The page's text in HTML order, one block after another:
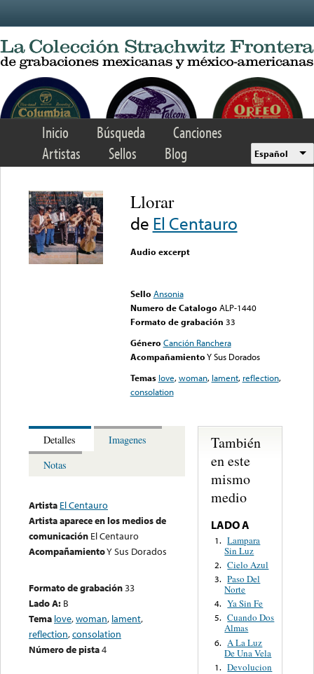
Inicio Búsqueda
Canciones
Artistas
Sellos Blog Español
Llorar
de El Centauro
Audio excerpt
Sello Ansonia
Numero de Catalogo ALP-1440
Formato de grabación 33
Género Canción Ranchera
AcompañamientoY Sus Dorados
Temas love,woman, lament, reflection,
consolation
Detalles
Imagenes
Notas
Artista El Centauro
Artista aparece en los medios de
comunicación El Centauro
AcompañamientoY Sus Dorados
Formato de grabación33
Lado A: B
Tema love,woman, lament,
reflection,consolation
Número de pista4
También
en este
mismo
medio
LADO A
1. Lampara
Sin Luz
2. Cielo Azul
3. Paso Del
Norte
4. Ya Sin Fe
5. Cuando Dos
Almas
6. A La Luz
De Una Vela
1. Devolucion